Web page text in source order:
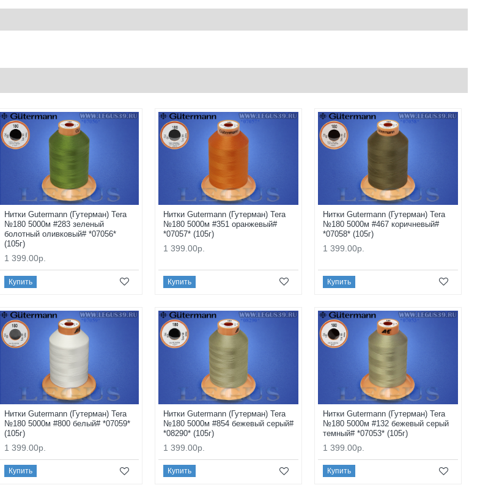
Нитки Gutermann (Гутерман) Tera
№180 5000м #283 зеленый
болотный оливковый# *07056*
(105г)
1 399.00р.
Купить
Нитки Gutermann (Гутерман) Tera
№180 5000м #351 оранжевый#
*07057* (105г)
1 399.00р.
Купить
Нитки Gutermann (Гутерман) Tera
№180 5000м #467 коричневый#
*07058* (105г)
1 399.00р.
Купить
Нитки Gutermann (Гутерман) Tera
№180 5000м #800 белый# *07059*
(105г)
1 399.00р.
Купить
Нитки Gutermann (Гутерман) Tera
№180 5000м #854 бежевый серый#
*08290* (105г)
1 399.00р.
Купить
Нитки Gutermann (Гутерман) Tera
№180 5000м #132 бежевый серый
темный# *07053* (105г)
1 399.00р.
Купить